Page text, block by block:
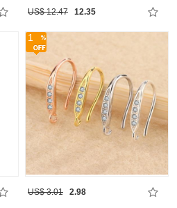
US$ 12.47 12.35
1
US$ 3.01 2.98